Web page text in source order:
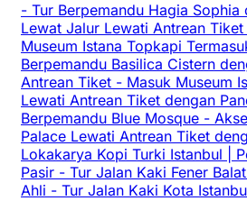
- Tur Berpemandu Hagia Sophia
Lewat Jalur Lewati Antrean Tiket
Museum Istana Topkapi
Berpemandu Basilica Cistern
Antrean Tiket - Masuk Museum
Lewati Antrean Tiket dengan
Berpemandu Blue Mosque -
Palace Lewati Antrean Tiket
Lokakarya Kopi Turki Istanbul |
Pasir - Tur Jalan Kaki Fener
Ahli - Tur Jalan Kaki Kota